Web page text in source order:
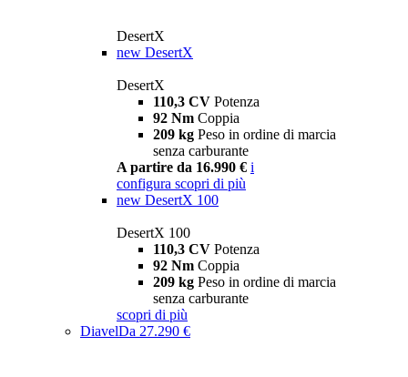
DesertX
new DesertX
DesertX
110,3 CV Potenza
92 Nm Coppia
209 kg Peso in ordine di marcia
senza carburante
A partire da 16.990 € i
configura scopri di più
new DesertX 100
DesertX 100
110,3 CV Potenza
92 Nm Coppia
209 kg Peso in ordine di marcia
senza carburante
scopri di più
DiavelDa 27.290 €